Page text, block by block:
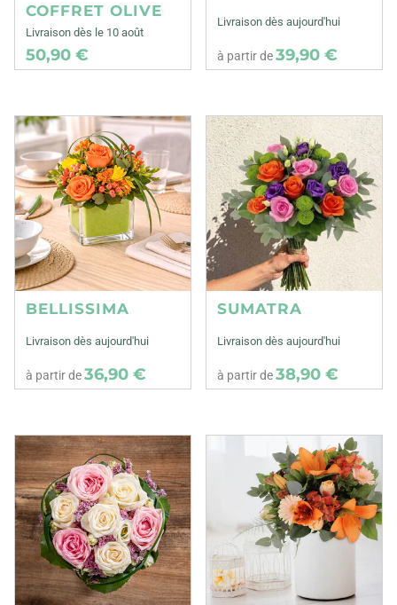
COFFRET OLIVE
Livraison dès le 10 août
50,90 €
Livraison dès aujourd'hui
à partir de39,90 €
BELLISSIMA
Livraison dès aujourd'hui
à partir de36,90 €
SUMATRA
Livraison dès aujourd'hui
à partir de38,90 €